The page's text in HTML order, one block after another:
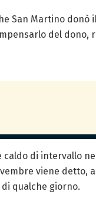
San Martino
del dono,
caldo di intervallo
viene detto,
qualche giorno.